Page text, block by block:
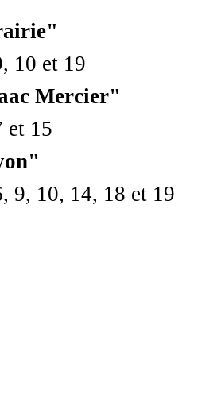
10 et 19
Mercier"
et 15
9, 10, 14, 18 et 19